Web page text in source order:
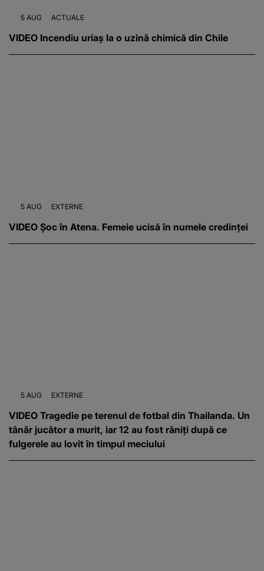
5 AUG ACTUALE
VIDEO Incendiu uriaș la o uzină chimică din Chile
5 AUG EXTERNE
VIDEO Șoc în Atena. Femeie ucisă în numele credinței
5 AUG EXTERNE
VIDEO Tragedie pe terenul de fotbal din Thailanda. Un
tânăr jucător a murit, iar 12 au fost răniți după ce
fulgerele au lovit în timpul meciului